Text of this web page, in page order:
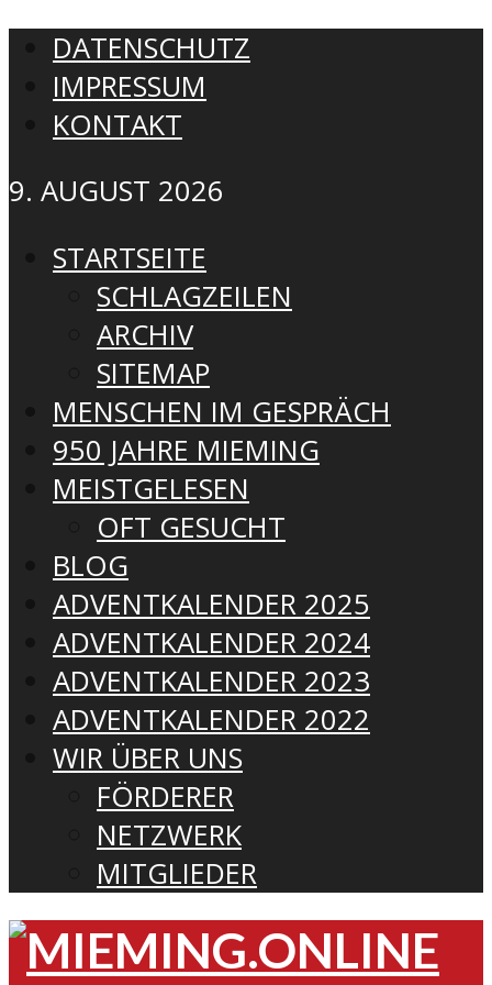
DATENSCHUTZ
IMPRESSUM
KONTAKT
9. AUGUST 2026
STARTSEITE
SCHLAGZEILEN
ARCHIV
SITEMAP
MENSCHEN IM GESPRÄCH
950 JAHRE MIEMING
MEISTGELESEN
OFT GESUCHT
BLOG
ADVENTKALENDER 2025
ADVENTKALENDER 2024
ADVENTKALENDER 2023
ADVENTKALENDER 2022
WIR ÜBER UNS
FÖRDERER
NETZWERK
MITGLIEDER